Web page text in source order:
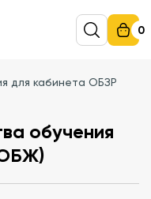
0
для кабинета ОБЗР
обучения